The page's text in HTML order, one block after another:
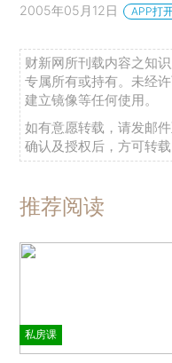
2005年05月12日 APP打
财新网所刊载内容之知
专属所有或持有。未经
建立镜像等任何使用。
如有意愿转载，请发邮
确认及授权后，方可转载
推荐阅读
私房课